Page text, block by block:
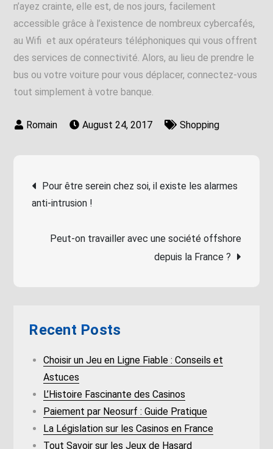
n’ayez crainte, elle est, de nos jours, facilement
accessible grâce à l’existence de nombreux cybercafés,
au Wifi et aux opérateurs téléphoniques qui vous offrent
des services de connectivité. Alors, au lieu de prendre le
bus ou votre voiture pour vous déplacer, connectez-vous
tout simplement à votre banque.
August 24, 2017 Shopping
Post
navigation
Pour être serein chez soi, il existe les alarmes
anti-intrusion !
Peut-on travailler avec une société offshore
depuis la France ?
Recent Posts
Choisir un Jeu en Ligne Fiable : Conseils et
Astuces
L’Histoire Fascinante des Casinos
Paiement par Neosurf : Guide Pratique
La Législation sur les Casinos en France
Tout Savoir sur les Jeux de Hasard